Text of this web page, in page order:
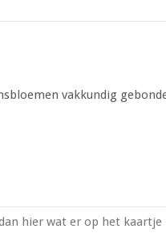
vakkundig